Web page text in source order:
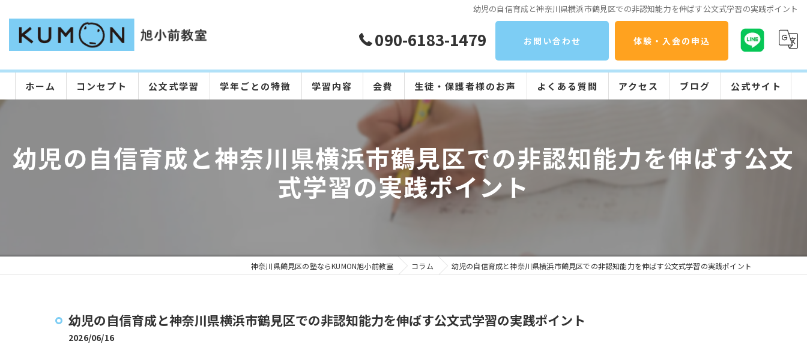
幼児の自信育成と神奈川県横浜市鶴見区での非認知能力を伸ばす公文式学習の実践ポイント
090-6183-1479 お問い合わせ 体験・入会の申込
ホーム コンセプト 公文式学習 学年ごとの特徴 学習内容
数学
英語
会費 生徒・保護者様のお声 よくある質問 アクセス ブログ 公式サイト
入会までの流れ
幼児の自信育成と神奈川県横浜市鶴見区での非認知能力を伸ばす公文
式学習の実践ポイント
神奈川県鶴見区の塾ならKUMON旭小前教室 コラム 幼児の自信育成と神奈川県横浜市鶴見区での非認知能力を伸ばす公文式学習の実践ポイント
幼児の自信育成と神奈川県横浜市鶴見区での非認知能力を伸ばす公文式学習の実践ポイント
2026/06/16